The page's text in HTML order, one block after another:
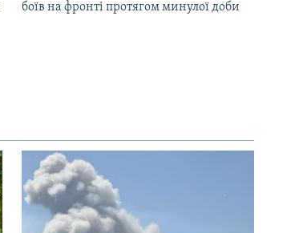
боїв на фронті протягом минулої доби